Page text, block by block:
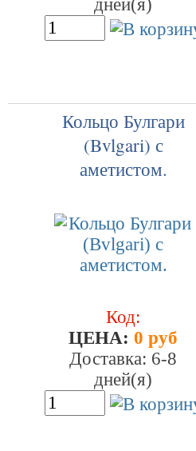
дней(я)
Кольцо Булгари
(Bvlgari) с
аметистом.
Код:
ЦEHA: 0 руб
Доставка: 6-8
дней(я)